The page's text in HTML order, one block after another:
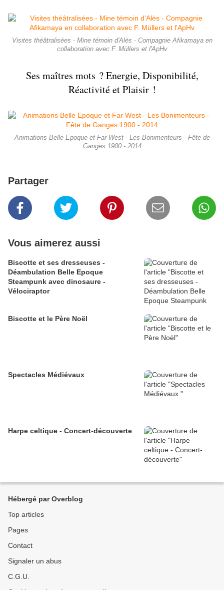
Visites théâtralisées - Mine témoin d'Alès - Compagnie Afikamaya en
collaboration avec F. Müllers et l'ApHv
Ses maîtres mots ? Energie, Disponibilité,
Réactivité et Plaisir !
Animations Belle Epoque et Far West - Les Bonimenteurs - Fête de
Ganges 1900 - 2014
Partager
Vous aimerez aussi
Biscotte et ses dresseuses -
Déambulation Belle Epoque
Steampunk avec dinosaure -
Vélociraptor
Biscotte et le Père Noël
Spectacles Médiévaux
Harpe celtique - Concert-découverte
Hébergé par Overblog
Top articles
Pages
Contact
Signaler un abus
C.G.U.